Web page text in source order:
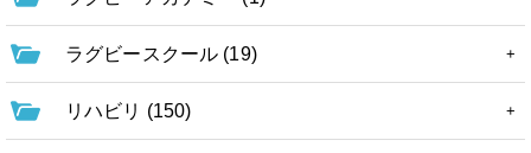
ラグビースクール (19)
リハビリ (150)